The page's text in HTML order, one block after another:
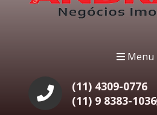
Menu
(11) 4309-0776
(11) 9 8383-1036